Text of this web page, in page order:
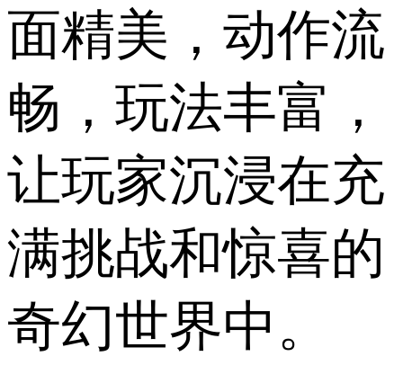
面精美，动作流
畅，玩法丰富，
让玩家沉浸在充
满挑战和惊喜的
奇幻世界中。